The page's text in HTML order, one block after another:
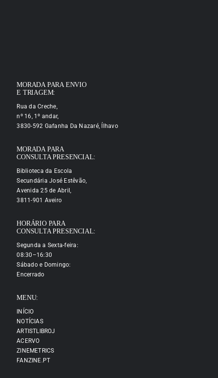
MORADA PARA ENVIO
E TRIAGEM:
Rua da Creche,
nº 16, 1º andar,
3830-592 Gafanha Da Nazaré, Ílhavo
MORADA PARA
CONSULTA PRESENCIAL:
Biblioteca da Escola
Secundária José Estêvão,
Avenida 25 de Abril,
3811-901 Aveiro
HORÁRIO PARA
CONSULTA PRESENCIAL:
Segunda a Sexta-feira:
08:30–16:30
Sábado e Domingo:
Encerrado
MENU:
INÍCIO
NOTÍCIAS
ARTISTLIBROJ
ACERVO
ZINEMETRICS
FANZINE.PT